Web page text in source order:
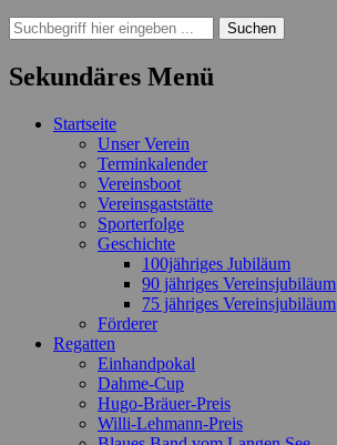
Suchen
Suchen
nach:
Sekundäres Menü
Zum
Startseite
Unser Verein
Terminkalender
Vereinsboot
Vereinsgaststätte
Sporterfolge
Geschichte
100jähriges Jubiläum
90 jähriges Vereinsjubiläum
75 jähriges Vereinsjubiläum
Förderer
Regatten
Einhandpokal
Dahme-Cup
Hugo-Bräuer-Preis
Willi-Lehmann-Preis